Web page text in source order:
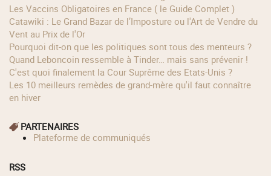
Les Vaccins Obligatoires en France ( le Guide Complet )
Catawiki : Le Grand Bazar de l’Imposture ou l'Art de Vendre du
Vent au Prix de l'Or
Pourquoi dit-on que les politiques sont tous des menteurs ?
Quand Leboncoin ressemble à Tinder… mais sans prévenir !
C'est quoi finalement la Cour Suprême des Etats-Unis ?
Les 10 meilleurs remèdes de grand-mère qu'il faut connaître
en hiver
PARTENAIRES
Plateforme de communiqués
RSS